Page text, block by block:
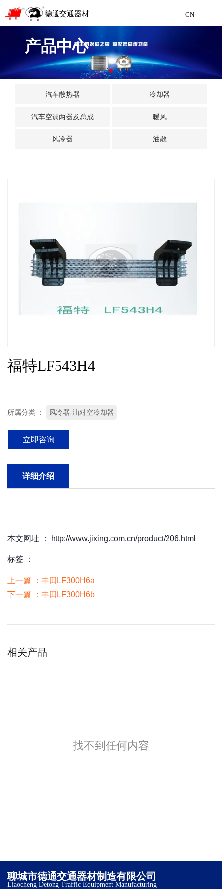
聊城市德通交通器材制造有限公司
Liaocheng Detong Traffic Equipment Manufacturing
CN
德通交通器材 CN
产品中心
汽车散热器 冷却器
汽车空调两器及总成 暖风
风冷器 油散
福特LF543H4
所属分类 ： 风冷器-油对空冷却器
立即咨询
详细介绍
本文网址 ： http://www.jixing.com.cn/product/206.html
标签 ：
上一篇 ： 丰田LF300H6a
下一篇 ： 丰田LF300H6b
相关产品
找不到任何内容
聊城市德通交通器材制造有限公司
Liaocheng Detong Traffic Equipment Manufacturing